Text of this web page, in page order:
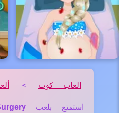
العاب كوت >
استمتع بلعب